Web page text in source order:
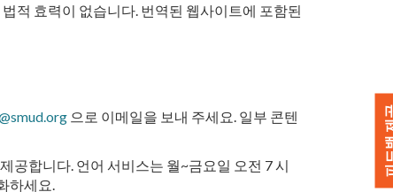
적 효력이 없습니다. 번역된 웹사이트에 포함된
으로 이메일을 보내 주세요. 일부 콘텐
공합니다. 언어 서비스는 월~금요일 오전 7 시
하세요.
피